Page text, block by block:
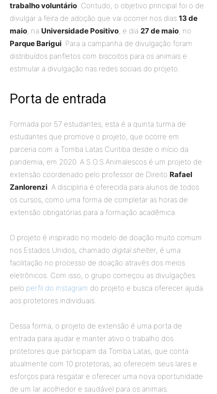
trabalho voluntário . Contudo, o objetivo principal foi o de
divulgar a feira de adoção que vai ocorrer nos dias 13 de
maio, na Universidade Positivo, e dia 27 de maio, no
Parque Barigui . Para a campanha de divulgação foram
distribuídos panfletos com biscoitos para os animais e
estimular a divulgação nas redes sociais do projeto.
Porta de entrada
Formada por 57 estudantes, esta é a quinta turma de
estudantes que promove o projeto, que ocorre em
parceria com a Tomba Latas Curitiba desde o início da
pandemia, em 2020. A S.O.S Animalescos é um projeto de
extensão coordenado pelo professor de Direito Rafael
Zanlorenzi . A disciplina é oferecida para alunos de todos
os cursos, como uma forma de completar as horas de
extensão obrigatórias para a formação acadêmica.
O projeto é inspirado no modelo de doação muito comum
nos Estados Unidos, chamado digital shelter, é uma
facilitação no processo de doação através dos meios
eletrônicos. Com isso, o grupo começou as divulgações
pelo perfil do instagram do projeto e busca oferecer ajuda
aos protetores individuais.
Dessa forma, o projeto de extensão é uma porta de
entrada para ajudar e manter ativo o trabalho dos
protetores que participam da Tomba Latas, que conta
atualmente com 10 protetoras, ao oferecem seus lares e
esforços para resgatar e oferecer uma nova oportunidade
de um lar acolhedor e saudável para os animais.